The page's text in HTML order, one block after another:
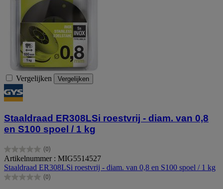
Vergelijken Vergelijken
Staaldraad ER308LSi roestvrij - diam. van 0,8
en S100 spoel / 1 kg
(0)
0.0
van
de
5
Artikelnummer : MIG5514527
Staaldraad ER308LSi roestvrij - diam. van 0,8 en S100 spoel / 1 kg
(0)
0.0